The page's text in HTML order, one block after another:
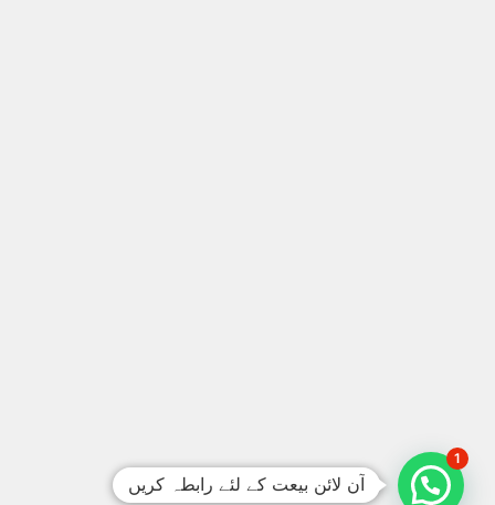
آن لائن بیعت کے لئے رابطہ کریں
1